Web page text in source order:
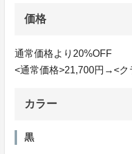
価格
通常価格より20%OFF
<通常価格>21,700円→<ク
カラー
黒